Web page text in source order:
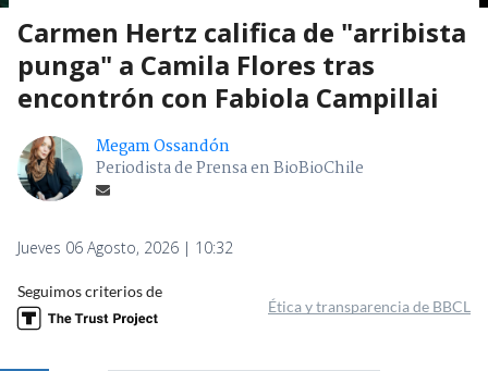
Carmen Hertz califica de "arribista
punga" a Camila Flores tras
encontrón con Fabiola Campillai
Megam Ossandón
Periodista de Prensa en BioBioChile
Jueves 06 Agosto, 2026 | 10:32
Seguimos criterios de
Ética y transparencia de BBCL